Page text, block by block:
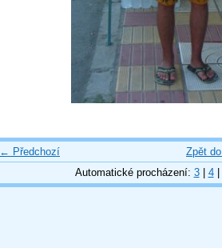
← Předchozí
Zpět
Automatické procházení: 3| 4|